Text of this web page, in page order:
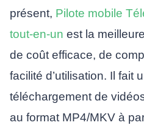
présent, Pilote mobile
tout-en-un est la
de coût efficace, de
facilité d’utilisation. Il fait
téléchargement de
au format MP4/MKV à